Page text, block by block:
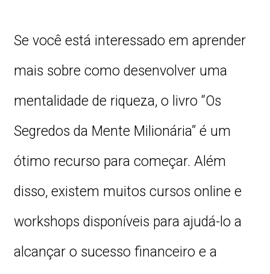
Se você está interessado em aprender
mais sobre como desenvolver uma
mentalidade de riqueza, o livro “Os
Segredos da Mente Milionária” é um
ótimo recurso para começar. Além
disso, existem muitos cursos online e
workshops disponíveis para ajudá-lo a
alcançar o sucesso financeiro e a